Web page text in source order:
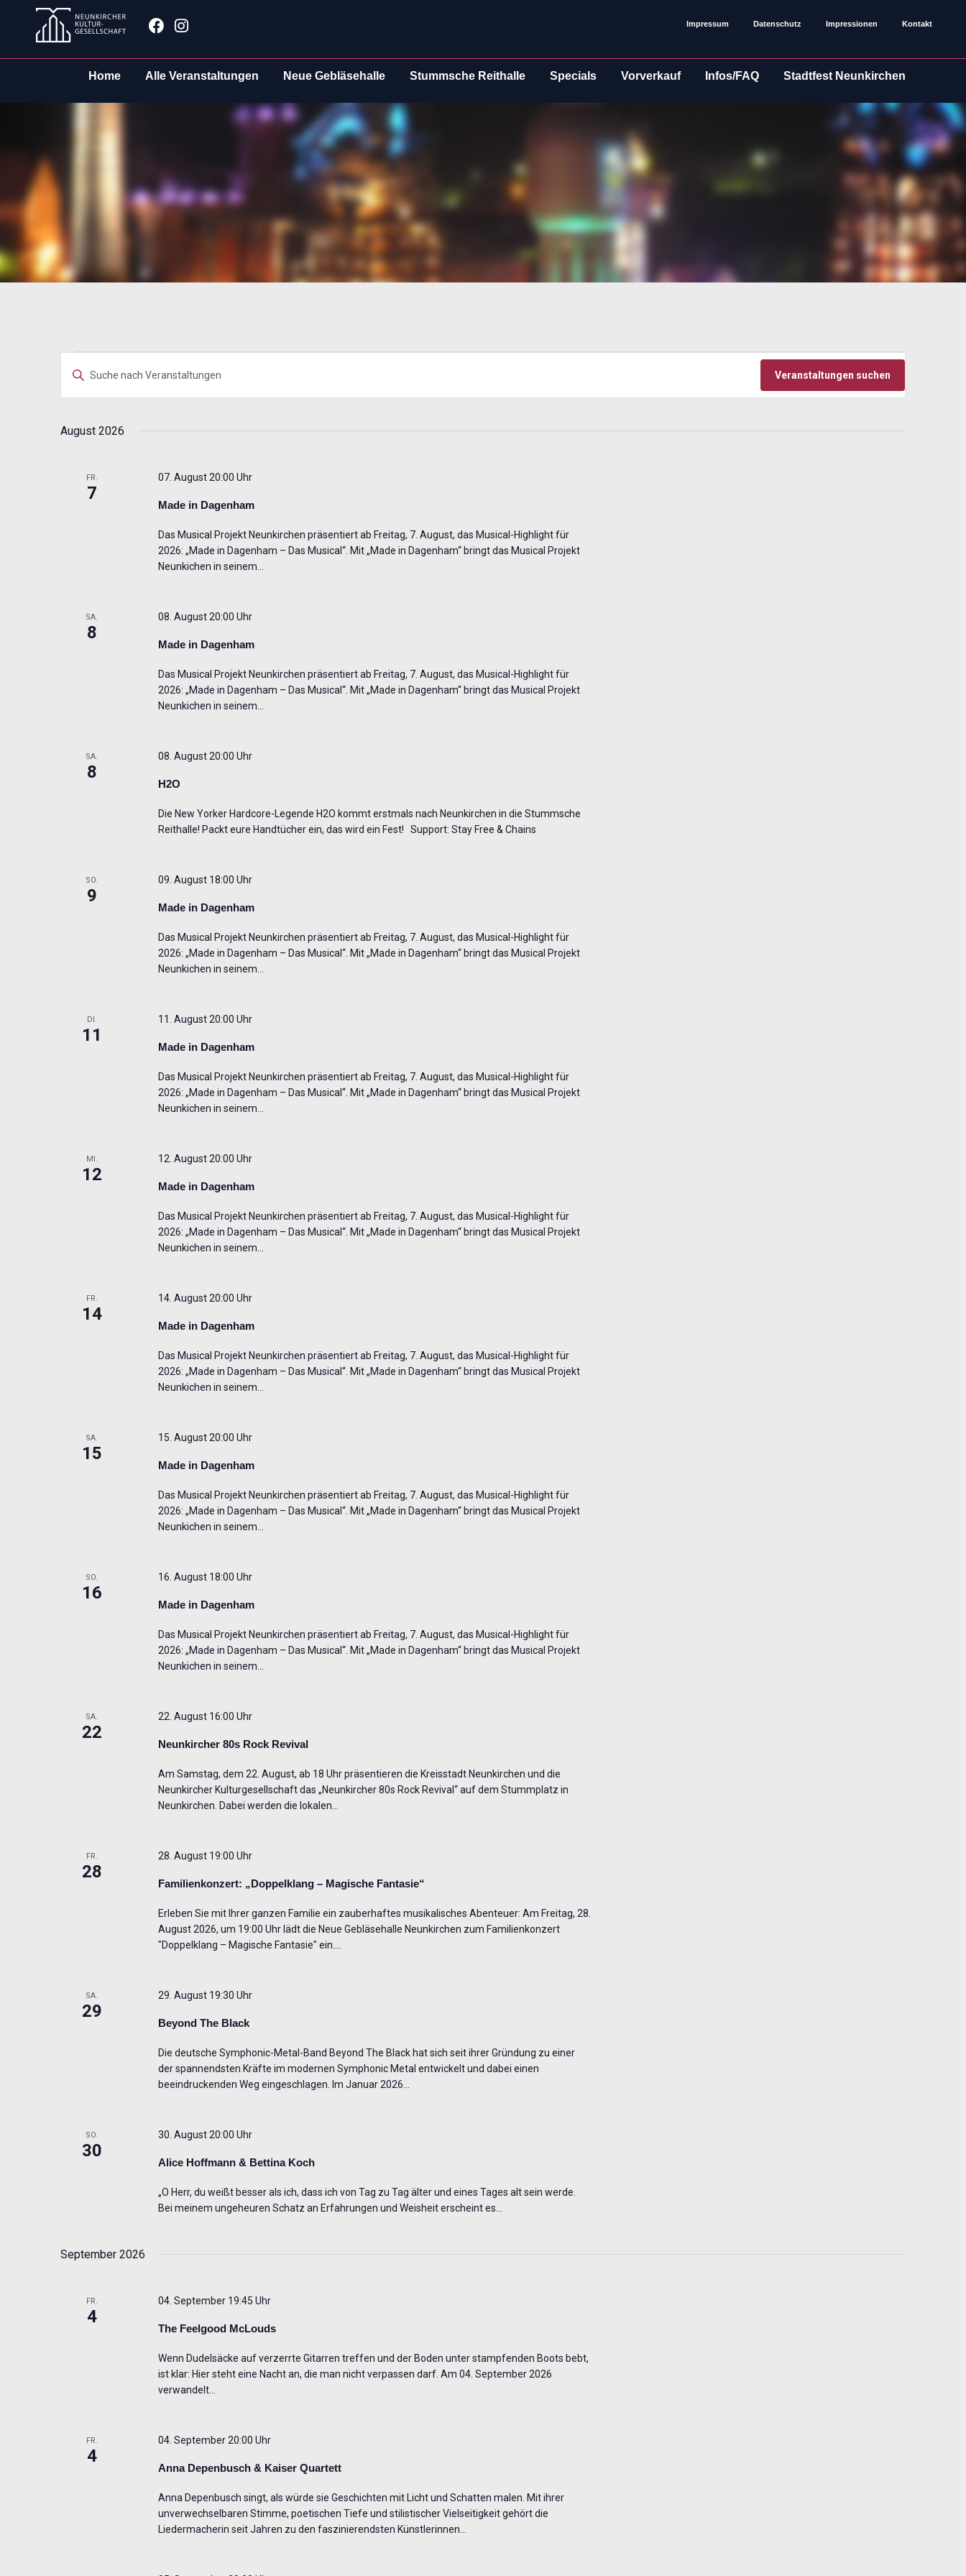
Facebook
Instagram Impressum Datenschutz Impressionen Kontakt
Home Alle Veranstaltungen Neue Gebläsehalle Stummsche Reithalle Specials Vorverkauf Infos/FAQ Stadtfest Neunkirchen
Suche
und
Navigation
Bitte
Suche
Schlüsselwort.
Veranstaltungen suchen
Navigation
August 2026
FR.
7
Made in Dagenham
07. August 20:00 Uhr
Das Musical Projekt Neunkirchen präsentiert ab Freitag, 7. August, das Musical-Highlight für
2026: „Made in Dagenham – Das Musical“. Mit „Made in Dagenham“ bringt das Musical Projekt
Neunkichen in seinem…
SA.
8
Made in Dagenham
08. August 20:00 Uhr
Das Musical Projekt Neunkirchen präsentiert ab Freitag, 7. August, das Musical-Highlight für
2026: „Made in Dagenham – Das Musical“. Mit „Made in Dagenham“ bringt das Musical Projekt
Neunkichen in seinem…
SA.
8
H2O
08. August 20:00 Uhr
Die New Yorker Hardcore-Legende H2O kommt erstmals nach Neunkirchen in die Stummsche
Reithalle! Packt eure Handtücher ein, das wird ein Fest! Support: Stay Free & Chains
SO.
9
Made in Dagenham
09. August 18:00 Uhr
Das Musical Projekt Neunkirchen präsentiert ab Freitag, 7. August, das Musical-Highlight für
2026: „Made in Dagenham – Das Musical“. Mit „Made in Dagenham“ bringt das Musical Projekt
Neunkichen in seinem…
DI.
11
Made in Dagenham
11. August 20:00 Uhr
Das Musical Projekt Neunkirchen präsentiert ab Freitag, 7. August, das Musical-Highlight für
2026: „Made in Dagenham – Das Musical“. Mit „Made in Dagenham“ bringt das Musical Projekt
Neunkichen in seinem…
MI.
12
Made in Dagenham
12. August 20:00 Uhr
Das Musical Projekt Neunkirchen präsentiert ab Freitag, 7. August, das Musical-Highlight für
2026: „Made in Dagenham – Das Musical“. Mit „Made in Dagenham“ bringt das Musical Projekt
Neunkichen in seinem…
FR.
14
Made in Dagenham
14. August 20:00 Uhr
Das Musical Projekt Neunkirchen präsentiert ab Freitag, 7. August, das Musical-Highlight für
2026: „Made in Dagenham – Das Musical“. Mit „Made in Dagenham“ bringt das Musical Projekt
Neunkichen in seinem…
SA.
15
Made in Dagenham
15. August 20:00 Uhr
Das Musical Projekt Neunkirchen präsentiert ab Freitag, 7. August, das Musical-Highlight für
2026: „Made in Dagenham – Das Musical“. Mit „Made in Dagenham“ bringt das Musical Projekt
Neunkichen in seinem…
SO.
16
Made in Dagenham
16. August 18:00 Uhr
Das Musical Projekt Neunkirchen präsentiert ab Freitag, 7. August, das Musical-Highlight für
2026: „Made in Dagenham – Das Musical“. Mit „Made in Dagenham“ bringt das Musical Projekt
Neunkichen in seinem…
SA.
22
Neunkircher 80s Rock Revival
22. August 16:00 Uhr
Am Samstag, dem 22. August, ab 18 Uhr präsentieren die Kreisstadt Neunkirchen und die
Neunkircher Kulturgesellschaft das „Neunkircher 80s Rock Revival“ auf dem Stummplatz in
Neunkirchen. Dabei werden die lokalen…
FR.
28
Familienkonzert: „Doppelklang – Magische Fantasie“
28. August 19:00 Uhr
Erleben Sie mit Ihrer ganzen Familie ein zauberhaftes musikalisches Abenteuer: Am Freitag, 28.
August 2026, um 19:00 Uhr lädt die Neue Gebläsehalle Neunkirchen zum Familienkonzert
"Doppelklang – Magische Fantasie" ein.…
SA.
29
Beyond The Black
29. August 19:30 Uhr
Die deutsche Symphonic-Metal-Band Beyond The Black hat sich seit ihrer Gründung zu einer
der spannendsten Kräfte im modernen Symphonic Metal entwickelt und dabei einen
beeindruckenden Weg eingeschlagen. Im Januar 2026…
SO.
30
Alice Hoffmann & Bettina Koch
30. August 20:00 Uhr
„O Herr, du weißt besser als ich, dass ich von Tag zu Tag älter und eines Tages alt sein werde.
Bei meinem ungeheuren Schatz an Erfahrungen und Weisheit erscheint es…
September 2026
FR.
4
The Feelgood McLouds
04. September 19:45 Uhr
Wenn Dudelsäcke auf verzerrte Gitarren treffen und der Boden unter stampfenden Boots bebt,
ist klar: Hier steht eine Nacht an, die man nicht verpassen darf. Am 04. September 2026
verwandelt…
FR.
4
Anna Depenbusch & Kaiser Quartett
04. September 20:00 Uhr
Anna Depenbusch singt, als würde sie Geschichten mit Licht und Schatten malen. Mit ihrer
unverwechselbaren Stimme, poetischen Tiefe und stilistischer Vielseitigkeit gehört die
Liedermacherin seit Jahren zu den faszinierendsten Künstlerinnen…